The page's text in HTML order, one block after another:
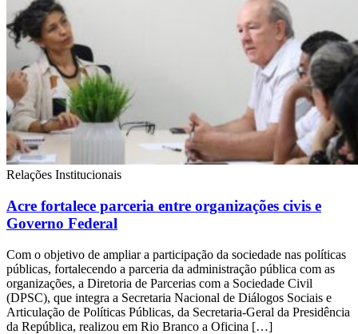
Relações Institucionais
Acre fortalece parceria entre organizações civis e
Governo Federal
Com o objetivo de ampliar a participação da sociedade nas políticas
públicas, fortalecendo a parceria da administração pública com as
organizações, a Diretoria de Parcerias com a Sociedade Civil
(DPSC), que integra a Secretaria Nacional de Diálogos Sociais e
Articulação de Políticas Públicas, da Secretaria-Geral da Presidência
da República, realizou em Rio Branco a Oficina […]